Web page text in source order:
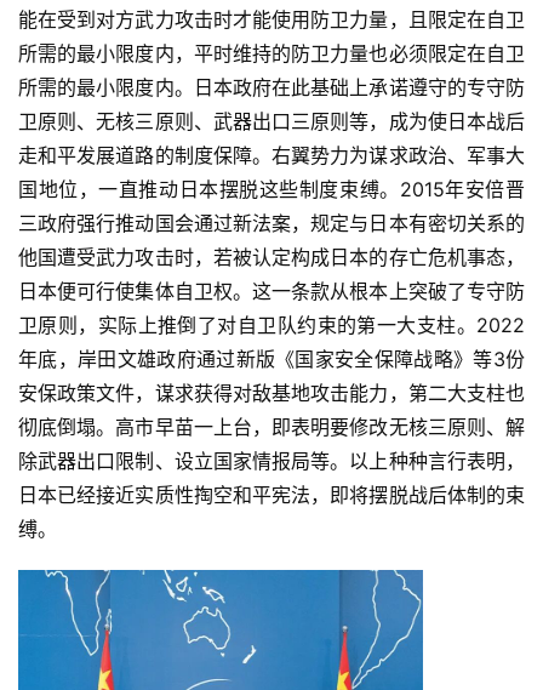
能在受到对方武力攻击时才能使用防卫力量，且限定在自卫
所需的最小限度内，平时维持的防卫力量也必须限定在自卫
所需的最小限度内。日本政府在此基础上承诺遵守的专守防
卫原则、无核三原则、武器出口三原则等，成为使日本战后
走和平发展道路的制度保障。右翼势力为谋求政治、军事大
国地位，一直推动日本摆脱这些制度束缚。2015年安倍晋
三政府强行推动国会通过新法案，规定与日本有密切关系的
他国遭受武力攻击时，若被认定构成日本的存亡危机事态，
日本便可行使集体自卫权。这一条款从根本上突破了专守防
卫原则，实际上推倒了对自卫队约束的第一大支柱。2022
年底，岸田文雄政府通过新版《国家安全保障战略》等3份
安保政策文件，谋求获得对敌基地攻击能力，第二大支柱也
彻底倒塌。高市早苗一上台，即表明要修改无核三原则、解
除武器出口限制、设立国家情报局等。以上种种言行表明，
日本已经接近实质性掏空和平宪法，即将摆脱战后体制的束
缚。